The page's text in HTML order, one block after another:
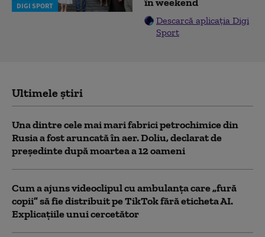
DIGI SPORT
Descarcă aplicația Digi
Sport
Ultimele știri
Una dintre cele mai mari fabrici petrochimice din
Rusia a fost aruncată în aer. Doliu, declarat de
președinte după moartea a 12 oameni
Cum a ajuns videoclipul cu ambulanța care „fură
copii” să fie distribuit pe TikTok fără eticheta AI.
Explicațiile unui cercetător